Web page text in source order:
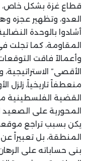
قطاع غزة بشكل خاص،
العدو، وتظهير عجزه
أشادوا بالوحدة
المقاومة، كما تجلت
وأعمالاً فاقت
منعطفاً تاريخياً، زلزل
القضية الفلسطينية
المحورية على الصعيد
يكن بسبب تراجع
المنطقة، بل تعبيراً عن
بنى حساباته على